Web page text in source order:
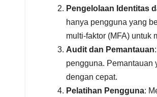
Pengelolaan Identitas
hanya pengguna yang
multi-faktor (MFA) untuk
Audit dan Pemantauan
pengguna. Pemantauan
dengan cepat.
Pelatihan Pengguna: